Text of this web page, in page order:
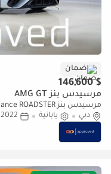
ضمان
$ 146,600
مرسيدس بنز AMG GT
مرسيدس بنز AMG GT 63 S 4Matic+ E Performance ROADSTER
دبي
يابانية 2022